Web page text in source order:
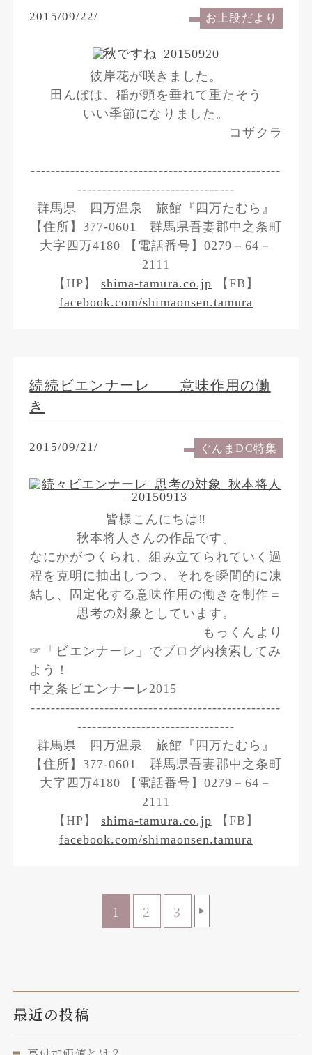
2015/09/22/ お上段だより
彼岸花が咲きました。
田んぼは、稲が頭を垂れて重たそう
いい季節になりました。
コザクラ
---------------------------------------------------
--------------------------------
群馬県 四万温泉 旅館『四万たむら』
【住所】377-0601 群馬県吾妻郡中之条町
大字四万4180 【電話番号】0279－64－
2111
【HP】shima-tamura.co.jp 【FB】
facebook.com/shimaonsen.tamura
続続ビエンナーレ 意味作用の働
き
2015/09/21/ ぐんまDC特集
皆様こんにちは‼
秋本将人さんの作品です。
なにかがつくられ、組み立てられていく過
程を克明に抽出しつつ、それを瞬間的に凍
結し、固定化する意味作用の働きを制作＝
思考の対象としています。
もっくんより
☞「ビエンナーレ」でブログ内検索してみ
よう！
中之条ビエンナーレ2015
---------------------------------------------------
--------------------------------
群馬県 四万温泉 旅館『四万たむら』
【住所】377-0601 群馬県吾妻郡中之条町
大字四万4180 【電話番号】0279－64－
2111
【HP】shima-tamura.co.jp 【FB】
facebook.com/shimaonsen.tamura
1 2 3 ▶
最近の投稿